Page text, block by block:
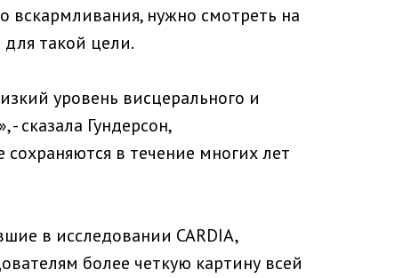
вскармливания, нужно смотреть на
такой цели.
уровень висцерального и
сказала Гундерсон,
в течение многих лет
в исследовании CARDIA,
более четкую картину всей